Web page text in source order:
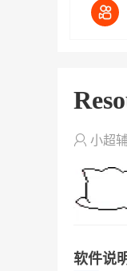
小超
软件说